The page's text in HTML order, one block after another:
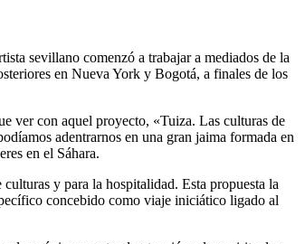
sevillano comenzó a trabajar a mediados de la
en Nueva York y Bogotá, a finales de los
ver con aquel proyecto, «Tuiza. Las culturas de
adentrarnos en una gran jaima formada en
en el Sáhara.
y para la hospitalidad. Esta propuesta la
concebido como viaje iniciático ligado al